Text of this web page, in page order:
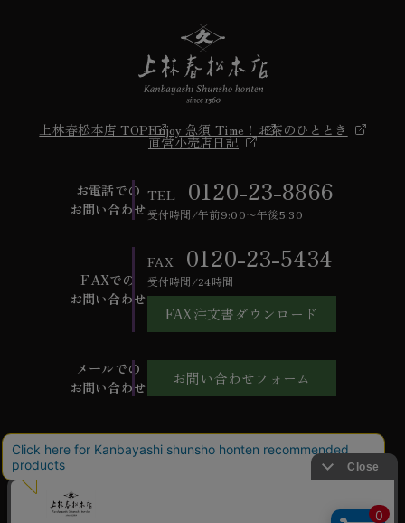
上林春松本店 TOPEnjoy 急須 Time！ お茶のひととき
直営小売店日記
お電話での
お問い合わせ
TEL 0120-23-8866
受付時間/午前9:00〜午後5:30
FAXでの
お問い合わせ
FAX 0120-23-5434
受付時間/24時間
FAX注文書ダウンロード
メールでの
お問い合わせ
お問い合わせフォーム
ご利用ガイドよくあるご質問お問い合わせ
会社概要